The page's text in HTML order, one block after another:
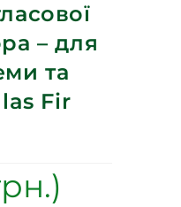
– для
та
Fir